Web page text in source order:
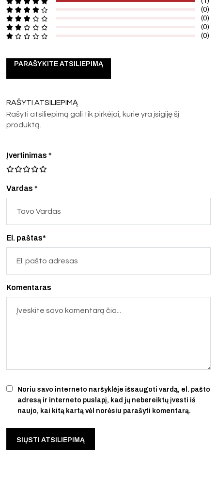
(0)
(0)
(0)
(0)
PARAŠYKITE ATSILIEPIMĄ
RAŠYTI ATSILIEPIMĄ
Rašyti atsiliepimą gali tik pirkėjai, kurie yra įsigiję šį
produktą.
Vardas *
El. paštas*
Noriu savo interneto naršyklėje išsaugoti vardą, el. pašto
adresą ir interneto puslapį, kad jų nebereiktų įvesti iš
naujo, kai kitą kartą vėl norėsiu parašyti komentarą.
Įvertinimas*
Komentaras